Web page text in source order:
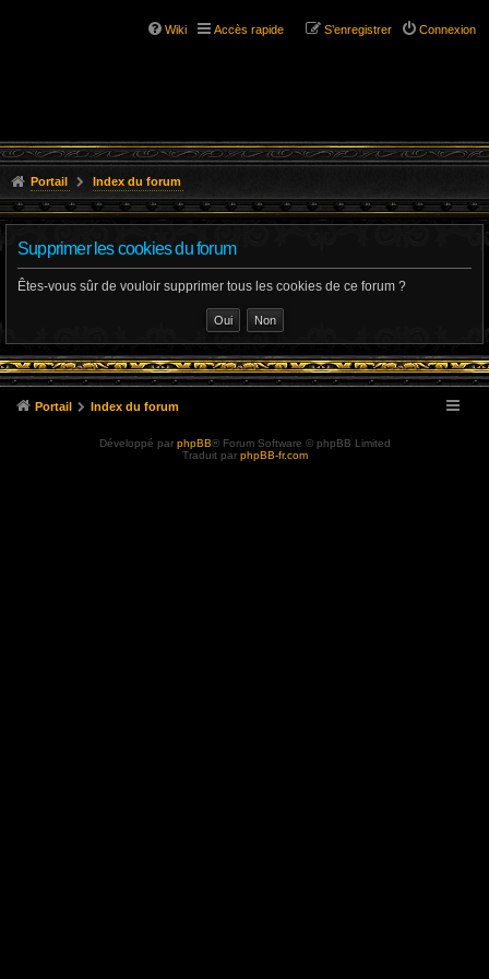
Wiki Accès rapide Connexion
S’enregistrer
Portail Index du forum
Supprimer les cookies du forum
Êtes-vous sûr de vouloir supprimer tous les cookies de ce forum ?
Portail Index du forum
Développé par phpBB® Forum Software © phpBB Limited
Traduit par phpBB-fr.com